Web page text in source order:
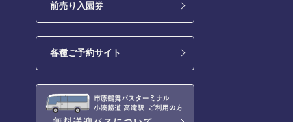
前売り入園券
各種ご予約サイト